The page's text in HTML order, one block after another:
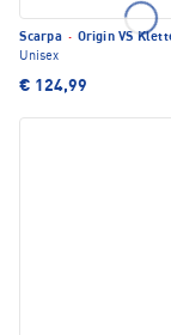
Scarpa · Origin VS
Unisex
€ 124,99